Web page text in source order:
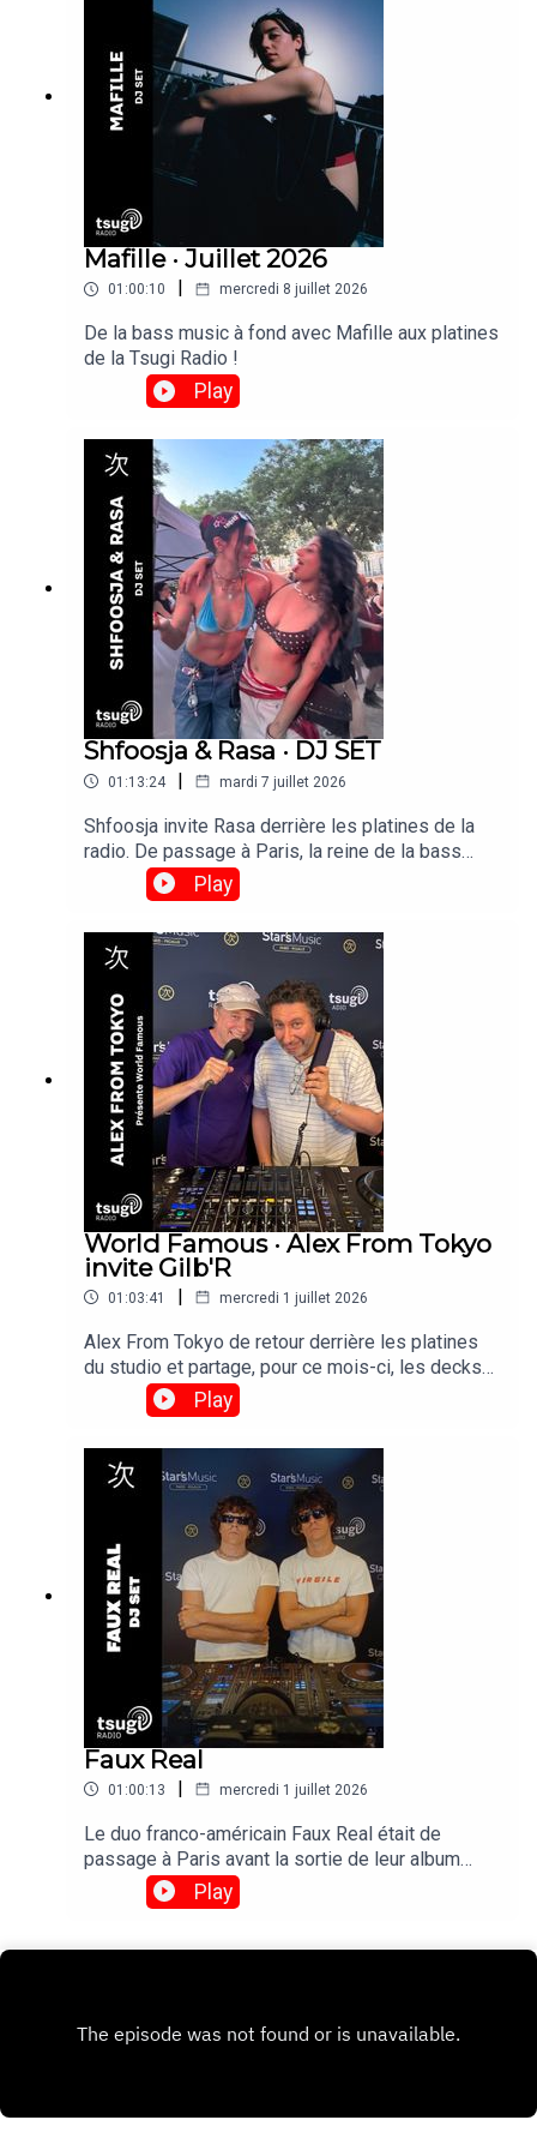
Mafille · Juillet 2026
01:00:10 mercredi 8 juillet 2026
De la bass music à fond avec Mafille aux platines
de la Tsugi Radio !
Play
Shfoosja & Rasa · DJ SET
01:13:24 | mardi 7 juillet 2026
Shfoosja invite Rasa derrière les platines de la
radio. De passage à Paris, la reine de la bass
music de Bangalore, s'impose comme l'une des
DJ indiennes les plus en vue à l'international.
Play
World Famous · Alex From Tokyo
invite Gilb'R
01:03:41 | mercredi 1 juillet 2026
Alex From Tokyo de retour derrière les platines
du studio et partage, pour ce mois-ci, les decks
avec Gilb'r, DJ et fondateur du label Versatile.
Play
Faux Real
01:00:13 | mercredi 1 juillet 2026
Le duo franco-américain Faux Real était de
passage à Paris avant la sortie de leur album
"Poison Time" le 4 septembre. On en a profité
pour les inviter pour un DJ set exclusif avant de
Play